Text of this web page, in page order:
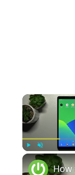
Play Unmute